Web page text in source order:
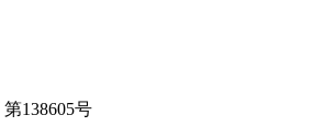
138605号